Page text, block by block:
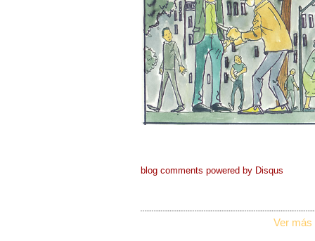
blog comments powered by Disqus
Ver más